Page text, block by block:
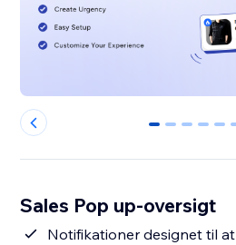
0 1 2 3 4
Sales Pop up-oversigt
Notifikationer designet til